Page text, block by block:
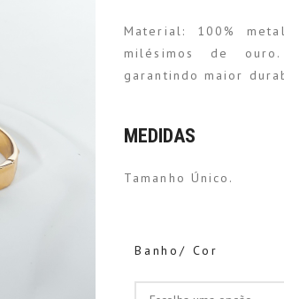
Material: 100%
milésimos de
garantindo maior
MEDIDAS
Tamanho Único.
Banho/ Cor